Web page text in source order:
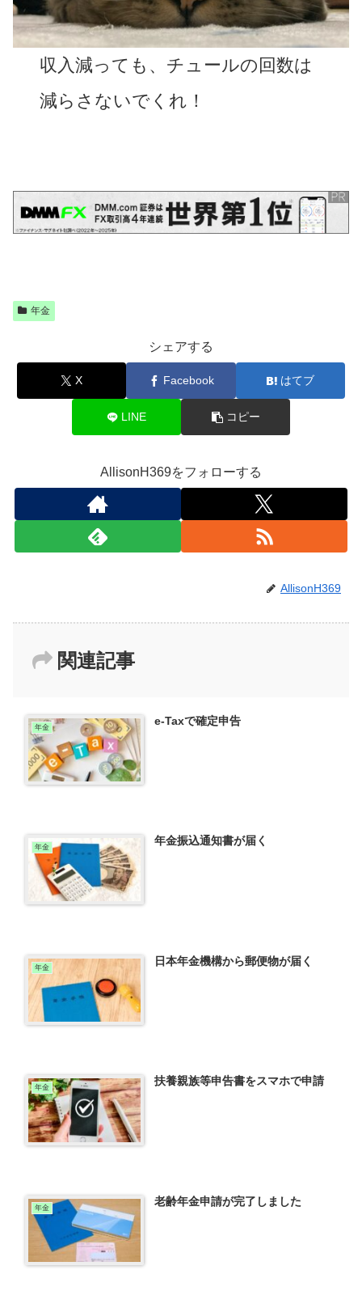
収入減っても、チュールの回数は
減らさないでくれ！
年金
シェアする
X Facebook はてブ
LINE コピー
AllisonH369をフォローする
AllisonH369
関連記事
年金 e-Taxで確定申告
年金 年金振込通知書が届く
年金 日本年金機構から郵便物が届く
年金 扶養親族等申告書をスマホで申請
年金 老齢年金申請が完了しました